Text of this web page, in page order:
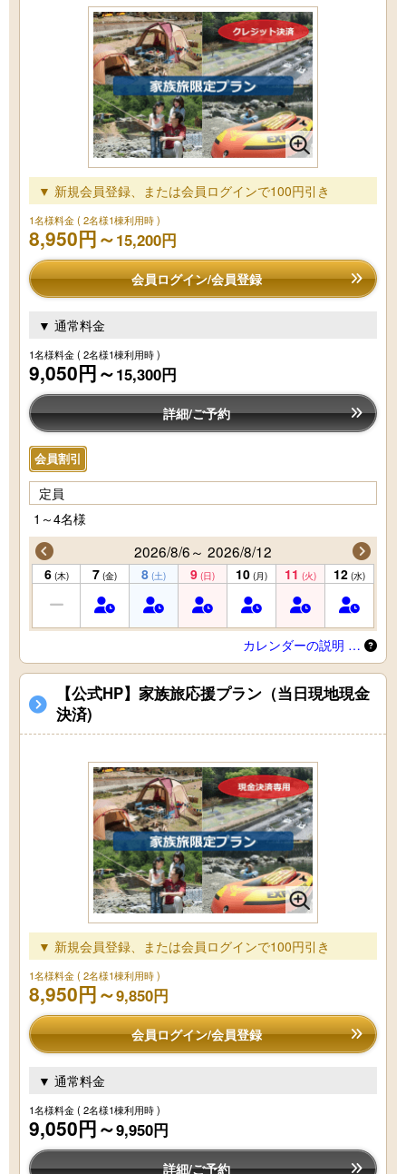
▼ 新規会員登録、または会員ログインで100円引き
1名様料金( 2名様1棟利用時 )
8,950円～15,200円
会員ログイン/会員登録
▼ 通常料金
1名様料金( 2名様1棟利用時 )
9,050円～15,300円
詳細/ご予約
会員割引
定員
1～4名様
2026/8/6～ 2026/8/12
6 (木) 7 (金) 8 (土) 9 (日) 10 (月) 11 (火) 12 (水)
カレンダーの説明 …
【公式HP】家族旅応援プラン（当日現地現金
決済)
▼ 新規会員登録、または会員ログインで100円引き
1名様料金( 2名様1棟利用時 )
8,950円～9,850円
会員ログイン/会員登録
▼ 通常料金
1名様料金( 2名様1棟利用時 )
9,050円～9,950円
詳細/ご予約